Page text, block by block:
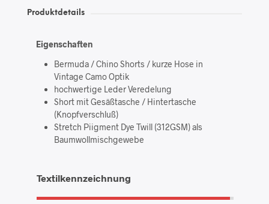
Produktdetails
Eigenschaften
Bermuda / Chino Shorts / kurze Hose in
Vintage Camo Optik
hochwertige Leder Veredelung
Short mit Gesäßtasche / Hintertasche
(Knopfverschluß)
Stretch Piigment Dye Twill (312GSM) als
Baumwollmischgewebe
Textilkennzeichnung